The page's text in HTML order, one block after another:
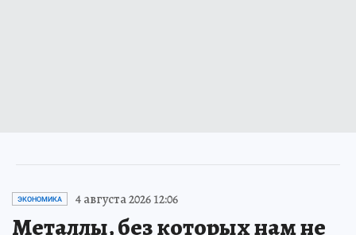
ЭКОНОМИКА 4 августа 2026 12:06
Металлы, без которых нам не